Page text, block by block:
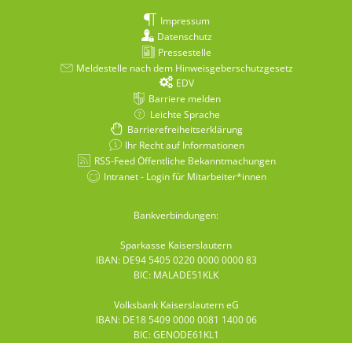
Impressum
Datenschutz
Pressestelle
Meldestelle nach dem Hinweisgeberschutzgesetz
EDV
Barriere melden
Leichte Sprache
Barrierefreiheitserklärung
Ihr Recht auf Informationen
RSS-Feed Öffentliche Bekanntmachungen
Intranet - Login für Mitarbeiter*innen
Bankverbindungen:
Sparkasse Kaiserslautern
IBAN: DE94 5405 0220 0000 0000 83
BIC: MALADE51KLK
Volksbank Kaiserslautern eG
IBAN: DE18 5409 0000 0081 1400 06
BIC: GENODE61KL1